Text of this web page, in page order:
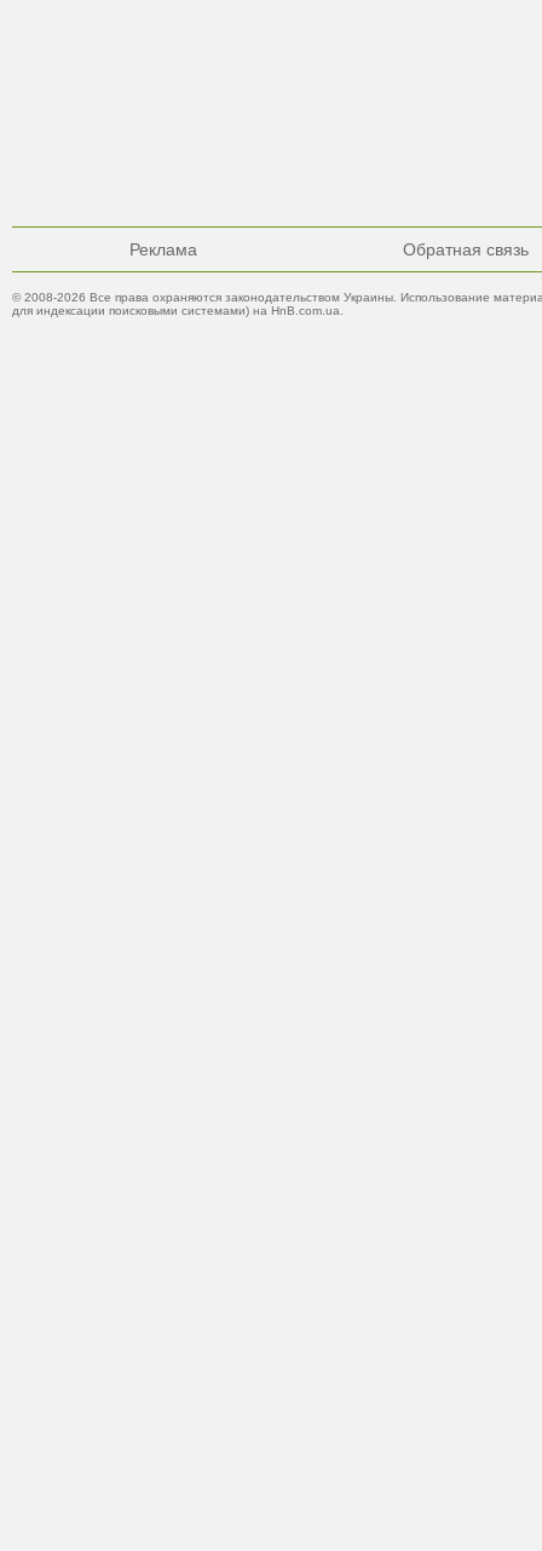
Реклама Обратная связь
© 2008-2026 Все права охраняются законодательством Украины. Использование
для индексации поисковыми системами) на HnB.com.ua.